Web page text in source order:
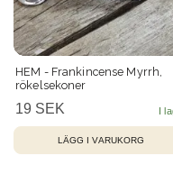
HEM - Frankincense Myrrh,
rökelsekoner
19 SEK